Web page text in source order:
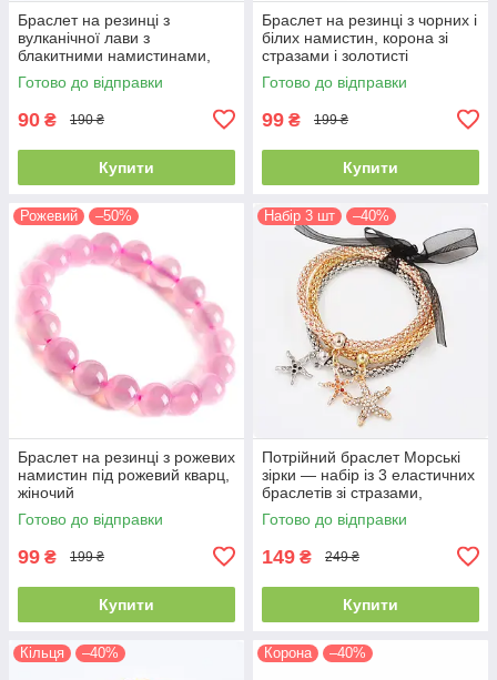
Браслет на резинці з
вулканічної лави з
блакитними намистинами,
сріблясті проставки
Готово до відправки
90 ₴ 190 ₴
Купити
Браслет на резинці з чорних і
білих намистин, корона зі
стразами і золотисті
намистини
Готово до відправки
99 ₴ 199 ₴
Купити
Рожевий –50%
Браслет на резинці з рожевих
намистин під рожевий кварц,
жіночий
Готово до відправки
99 ₴ 199 ₴
Купити
Набір 3 шт –40%
Потрійний браслет Морські
зірки — набір із 3 еластичних
браслетів зі стразами,
морська тематика
Готово до відправки
149 ₴ 249 ₴
Купити
Кільця –40% Корона –40%